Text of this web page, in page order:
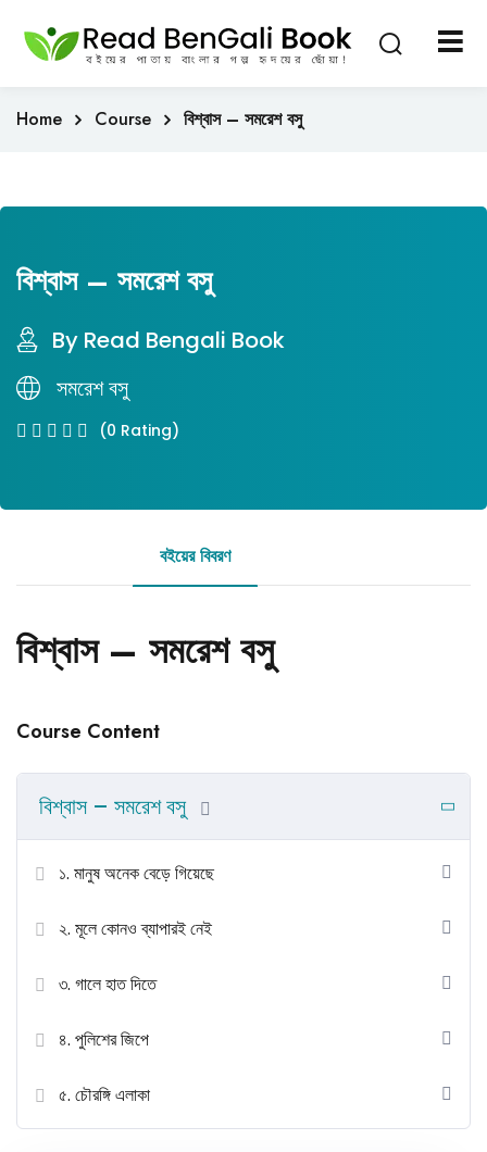
Home Course বিশ্বাস – সমরেশ বসু
বিশ্বাস – সমরেশ বসু
By Read Bengali Book
সমরেশ বসু
(0 Rating)
বইয়ের বিবরণ
বিশ্বাস – সমরেশ বসু
Course Content
বিশ্বাস – সমরেশ বসু
১. মানুষ অনেক বেড়ে গিয়েছে
২. মূলে কোনও ব্যাপারই নেই
৩. গালে হাত দিতে
৪. পুলিশের জিপে
৫. চৌরঙ্গি এলাকা
Sign in Sign up
Sign in
Remember me